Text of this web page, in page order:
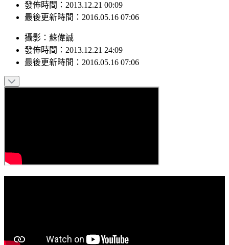
發佈時間：2013.12.21 00:09
最後更新時間：2016.05.16 07:06
攝影 ： 蘇偉誠
發佈時間： 2013.12.21 24:09
最後更新時間： 2016.05.16 07:06